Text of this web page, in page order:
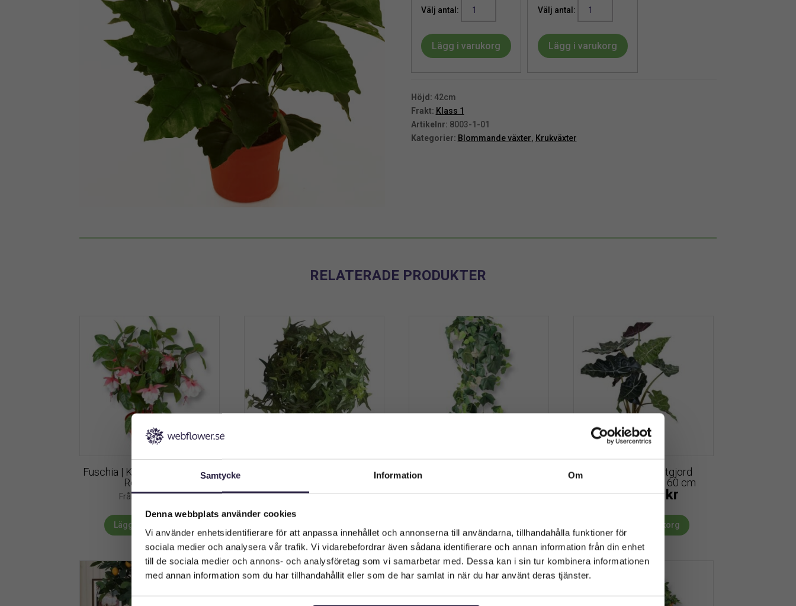
Samtycke Information Om
Denna webbplats använder cookies
Vi använder enhetsidentifierare för att anpassa innehållet och annonserna till användarna, tillhandahålla funktioner för
sociala medier och analysera vår trafik. Vi vidarebefordrar även sådana identifierare och annan information från din enhet
till de sociala medier och annons- och analysföretag som vi samarbetar med. Dessa kan i sin tur kombinera informationen
med annan information som du har tillhandahållit eller som de har samlat in när du har använt deras tjänster.
krukväxt
Röd
Lägg i varukorg
krukväxt
Röd
Lägg i varukorg
Höjd: 42cm
Frakt: Klass 1
Artikelnr: 8003-1-01
Kategorier: Blommande växter, Krukväxter
RELATERADE PRODUKTER
Fuschia | Konstgjord krukväxt
Rosa 27cm
Från:229kr
Lägg till i varukorg
Från:499kr
Murgröna | Konstgjord häng
stora blad- monterings pinne
UV 125 cm
Från:979kr
Alocasia | Konstgjord
Skelettsköld UV 60 cm
Från:1199 kr
Lägg till i varukorg
Välkommen till Webflower
Vilken typ av kund är du? Du kan alltid justera ditt val längst upp
Företagskund (exkl. moms)